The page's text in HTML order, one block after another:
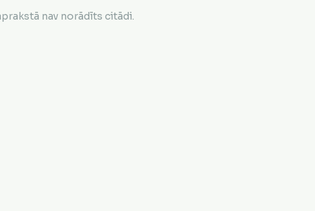
nav norādīts citādi.